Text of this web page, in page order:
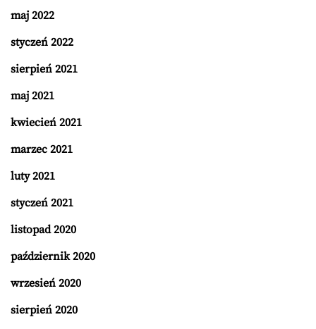
maj 2022
styczeń 2022
sierpień 2021
maj 2021
kwiecień 2021
marzec 2021
luty 2021
styczeń 2021
listopad 2020
październik 2020
wrzesień 2020
sierpień 2020